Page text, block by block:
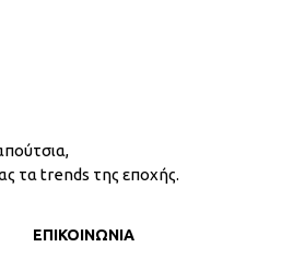
τα trends της εποχής.
ΕΠΙΚΟΙΝΩΝΙΑ